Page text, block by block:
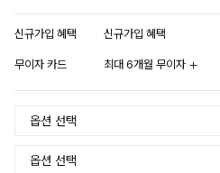
신규가입 혜택 신규가입 혜택
무이자 카드 최대 6개월 무이자